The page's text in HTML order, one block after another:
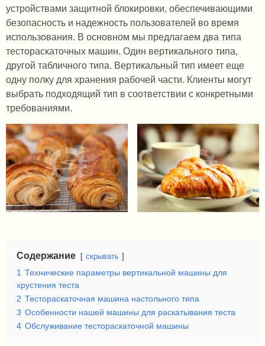
устройствами защитной блокировки, обеспечивающими
безопасность и надежность пользователей во время
использования. В основном мы предлагаем два типа
тестораскаточных машин. Один вертикального типа,
другой табличного типа. Вертикальный тип имеет еще
одну полку для хранения рабочей части. Клиенты могут
выбрать подходящий тип в соответствии с конкретными
требованиями.
Содержание скрывать
1 Технические параметры вертикальной машины для
хрустения теста
2 Тестораскаточная машина настольного типа
3 Особенности нашей машины для раскатывания теста
4 Обслуживание тестораскаточной машины